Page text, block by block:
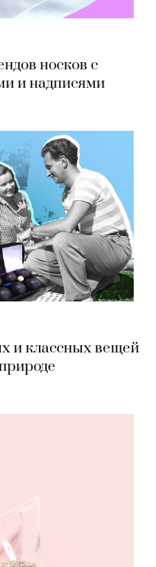
носков с
и надписями
и классных вещей